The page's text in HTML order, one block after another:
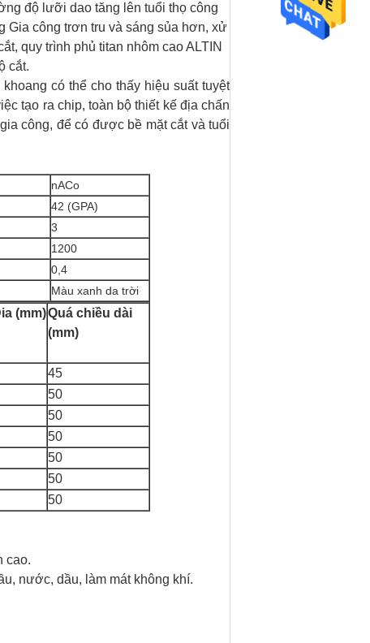
độ lưỡi dao tăng lên tuổi thọ công
Gia công trơn tru và sáng sủa hơn, xử
quy trình phủ titan nhôm cao ALTIN
cắt.
có thể cho thấy hiệu suất tuyệt
tạo ra chip, toàn bộ thiết kế địa chấn
công, để có được bề mặt cắt và tuổi
nACo
42 (GPA)
3
1200
0,4
Màu xanh da trời
(mm)Quá chiều dài
(mm)
45
50
50
50
50
50
50
cao.
nước, dầu, làm mát không khí.